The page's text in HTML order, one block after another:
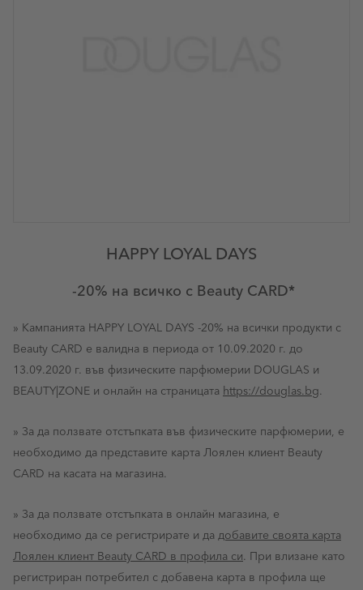
HAPPY LOYAL DAYS
-20% на всичко с Beauty CARD*
» Кампанията HAPPY LOYAL DAYS -20% на всички продукти с
Beauty CARD e валидна в периода от 10.09.2020 г. до
13.09.2020 г. във физическите парфюмерии DOUGLAS и
BEAUTY|ZONE и онлайн на страницата https://douglas.bg.
» За да ползвате отстъпката във физическите парфюмерии, е
необходимо да представите карта Лоялен клиент Beauty
CARD на касата на магазина.
» За да ползвате отстъпката в онлайн магазина, е
необходимо да се регистрирате и да добавите своята карта
Лоялен клиент Beauty CARD в профила си. При влизане като
регистриран потребител с добавена карта в профила ще